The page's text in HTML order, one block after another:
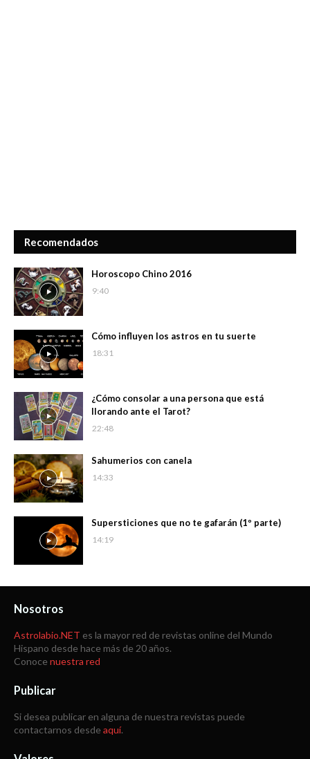
Recomendados
Horoscopo Chino 2016
9:40
Cómo influyen los astros en tu suerte
18:31
¿Cómo consolar a una persona que está
llorando ante el Tarot?
22:48
Sahumerios con canela
14:33
Supersticiones que no te gafarán (1º parte)
14:19
Nosotros
Astrolabio.NET es la mayor red de revistas online del Mundo
Hispano desde hace más de 20 años.
Conoce nuestra red
Publicar
Si desea publicar en alguna de nuestra revistas puede
contactarnos desde aquí.